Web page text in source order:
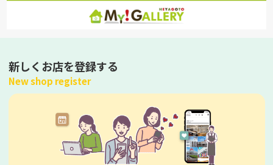
新しくお店を登録する
New shop register